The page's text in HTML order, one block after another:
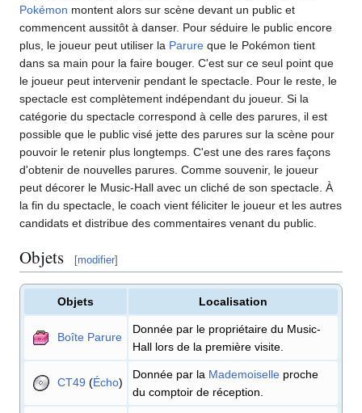
Pokémon montent alors sur scène devant un public et
commencent aussitôt à danser. Pour séduire le public encore
plus, le joueur peut utiliser la Parure que le Pokémon tient
dans sa main pour la faire bouger. C'est sur ce seul point que
le joueur peut intervenir pendant le spectacle. Pour le reste, le
spectacle est complètement indépendant du joueur. Si la
catégorie du spectacle correspond à celle des parures, il est
possible que le public visé jette des parures sur la scène pour
pouvoir le retenir plus longtemps. C'est une des rares façons
d'obtenir de nouvelles parures. Comme souvenir, le joueur
peut décorer le Music-Hall avec un cliché de son spectacle. À
la fin du spectacle, le coach vient féliciter le joueur et les autres
candidats et distribue des commentaires venant du public.
Objets [modifier]
Objets Localisation
Boîte Parure
Donnée par le propriétaire du Music-
Hall lors de la première visite.
CT49 (Écho)
Donnée par la Mademoiselle proche
du comptoir de réception.